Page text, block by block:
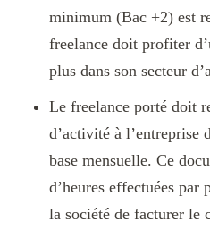
minimum (Bac +2) est
freelance doit profiter
plus dans son secteur
Le freelance porté doit
d’activité à l’entreprise
base mensuelle. Ce
d’heures effectuées par
la société de facturer le